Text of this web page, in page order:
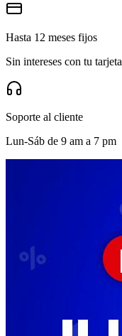
Hasta 12 meses fijos
Sin intereses con tu tarjeta
Soporte al cliente
Lun-Sáb de 9 am a 7 pm